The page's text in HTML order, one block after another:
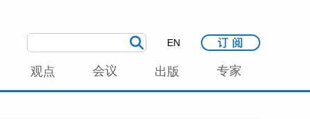
EN
观点 会议 出版 专家